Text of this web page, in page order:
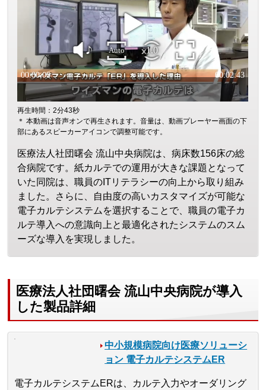
再生時間：2分43秒
＊ 本動画は音声オンで再生されます。音量は、動画プレーヤー画面の下
部にあるスピーカーアイコンで調整可能です。
医療法人社団曙会 流山中央病院は、病床数156床の総
合病院です。紙カルテでの運用が大きな課題となって
いた同院は、職員のITリテラシーの向上から取り組み
ました。さらに、自由度の高いカスタマイズが可能な
電子カルテシステムを選択することで、職員の電子カ
ルテ導入への意識向上と最適化されたシステムのスム
ーズな導入を実現しました。
医療法人社団曙会 流山中央病院が導入
した製品詳細
中小規模病院向け医療ソリューシ
ョン 電子カルテシステムER
電子カルテシステムERは、カルテ入力やオーダリング